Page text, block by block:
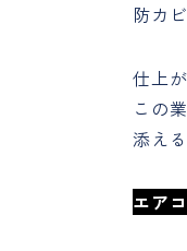
防カ
仕上
この
添え
エア